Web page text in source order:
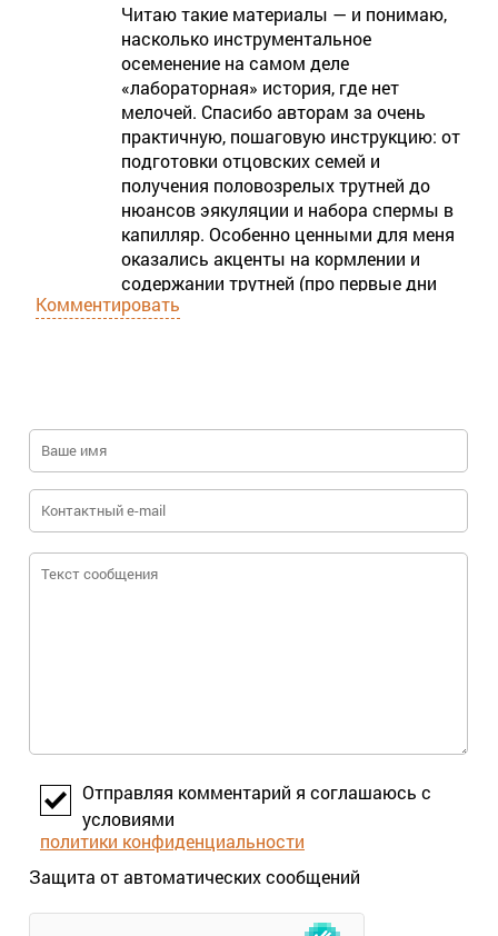
Читаю такие материалы — и понимаю,
насколько инструментальное
осеменение на самом деле
«лабораторная» история, где нет
мелочей. Спасибо авторам за очень
практичную, пошаговую инструкцию: от
подготовки отцовских семей и
получения половозрелых трутней до
нюансов эякуляции и набора спермы в
капилляр. Особенно ценными для меня
оказались акценты на кормлении и
содержании трутней (про первые дни
жизни, белковый корм, риск изгнания
«пробки» в капилляре. Такие вещи
здесь они разложены по полочкам.
Отдельный плюс — перечислены
варианты получения трутневого
расплода в разные сроки (изолятор на
трутневом соте, матки-трутовки, пчёлы-
по уровню прикладности.
Комментировать
Отправляя комментарий я соглашаюсь с
условиями
политики конфиденциальности
Защита от автоматических сообщений